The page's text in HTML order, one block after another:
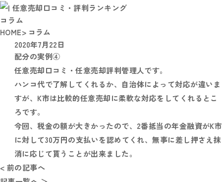
コラム
HOME> コラム
2020年7月22日
配分の実例④
任意売却口コミ・任意売却評判管理人です。
ハンコ代で了解してくれるか、自治体によって対応が違いま
すが、K市は比較的任意売却に柔軟な対応をしてくれるとこ
ろです。
今回、税金の額が大きかったので、2番抵当の年金融資がK市
に対して30万円の支払いを認めてくれ、無事に差し押さえ抹
消に応じて貰うことが出来ました。
< 前の記事へ